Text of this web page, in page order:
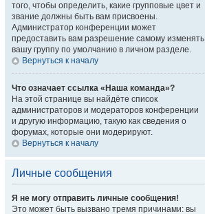
того, чтобы определить, какие групповые цвет и
звание должны быть вам присвоены.
Администратор конференции может
предоставить вам разрешение самому изменять
вашу группу по умолчанию в личном разделе.
Вернуться к началу
Что означает ссылка «Наша команда»?
На этой странице вы найдёте список
администраторов и модераторов конференции
и другую информацию, такую как сведения о
форумах, которые они модерируют.
Вернуться к началу
Личные сообщения
Я не могу отправить личные сообщения!
Это может быть вызвано тремя причинами: вы